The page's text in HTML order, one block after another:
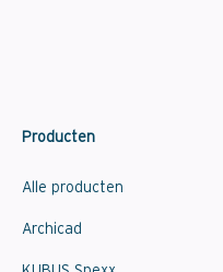
Producten
Alle producten
Archicad